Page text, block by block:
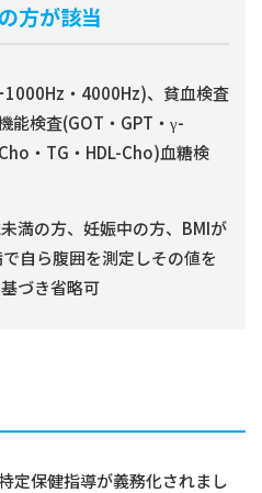
方が該当
1000Hz・4000Hz)、貧血検査
能検査(GOT・GPT・γ-
・TG・HDL-Cho)血糖検
満の方、妊娠中の方、BMIが
自ら腹囲を測定しその値を
づき省略可
定保健指導が義務化されまし